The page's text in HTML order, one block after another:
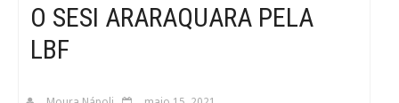
O SESI ARARAQUARA PELA
LBF